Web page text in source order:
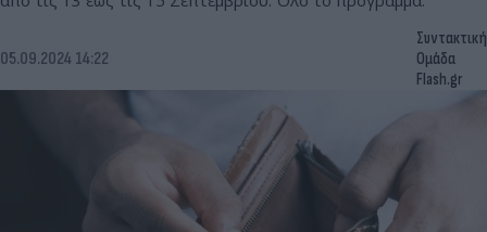
05.09.2024 14:22
Συντακτική
Ομάδα
Flash.gr